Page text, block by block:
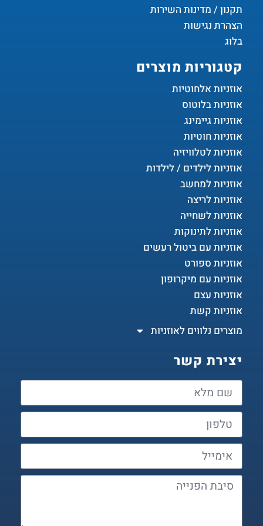
תקנון / מדינות השירות
הצהרת נגישות
בלוג
קטגוריות מוצרים
אוזניות אלחוטיות
אוזניות בלוטוס
אוזניות גיימינג
אוזניות חוטיות
אוזניות לטלוויזיה
אוזניות לילדים / לילדות
אוזניות למחשב
אוזניות לריצה
אוזניות לשחייה
אוזניות לתינוקות
אוזניות עם ביטול רעשים
אוזניות ספורט
אוזניות עם מיקרופון
אוזניות עצם
אוזניות קשת
מוצרים נלווים לאוזניות
יצירת קשר